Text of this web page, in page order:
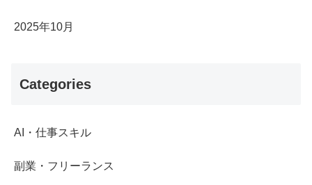
2025年10月
Categories
AI・仕事スキル
副業・フリーランス